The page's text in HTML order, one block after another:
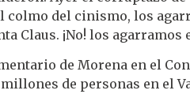
colmo del cinismo, los
Claus. ¡No! los agarramos
de Morena en el
de personas en el